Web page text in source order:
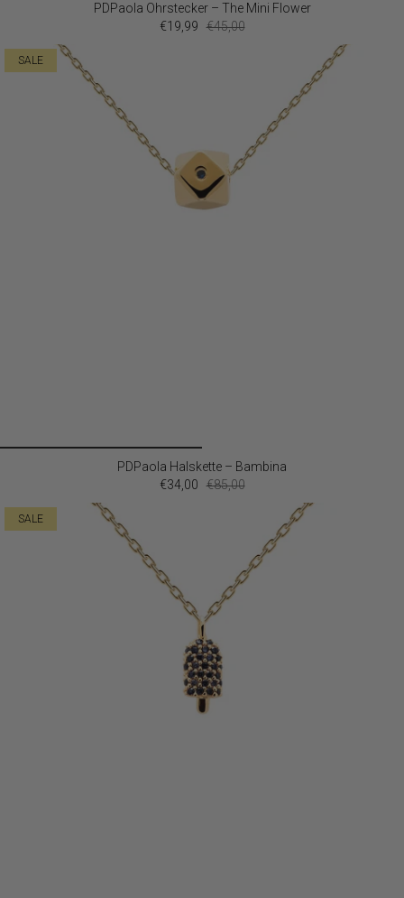
PDPaola Ohrstecker – The Mini Flower
€19,99 €45,00
SALE
PDPaola Halskette – Bambina
€34,00 €85,00
SALE